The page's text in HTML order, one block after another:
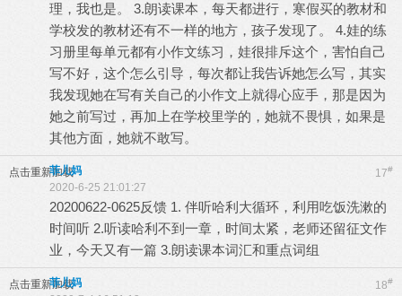
理，我也是。 3.朗读课本，每天都进行，寒假买的教材和
学校发的教材还有不一样的地方，孩子发现了。 4.娃的练
习册里每单元都有小作文练习，娃很排斥这个，害怕自己
写不好，这个怎么引导，每次都让我告诉她怎么写，其实
我发现她在写有关自己的小作文上就得心应手，那是因为
她之前写过，再加上在学校里学的，她就不畏惧，如果是
其他方面，她就不敢写。
点击重新加载 17#
菲儿妈
2020-6-25 21:01:27
20200622-0625反馈 1. 伴听哈利大循环，利用吃饭洗漱的
时间听 2.听读哈利不到一章，时间太紧，老师还留征文作
业，今天又有一篇 3.朗读课本词汇和重点词组
点击重新加载 18#
菲儿妈